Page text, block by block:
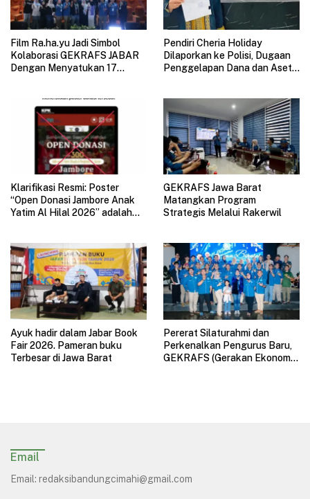
Film Ra.ha.yu Jadi Simbol
Kolaborasi GEKRAFS JABAR
Dengan Menyatukan 17
Pendiri Cheria Holiday
Dilaporkan ke Polisi, Dugaan
Penggelapan Dana dan Aset
Klarifikasi Resmi: Poster
“Open Donasi Jambore Anak
Yatim Al Hilal 2026” adalah
GEKRAFS Jawa Barat
Matangkan Program
Strategis Melalui Rakerwil
Ayuk hadir dalam Jabar Book
Fair 2026. Pameran buku
Terbesar di Jawa Barat
Pererat Silaturahmi dan
Perkenalkan Pengurus Baru,
GEKRAFS (Gerakan Ekonomi
Email
Email: redaksibandungcimahi@gmail.com